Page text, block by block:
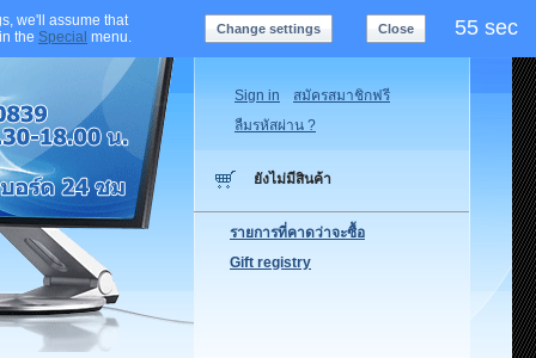
we'll assume that
the Special menu.
Change settings Close 55 sec
Sign in
สมัครสมาชิกฟรี
ลืมรหัสผ่าน ?
ยังไม่มีสินค้า
รายการที่คาดว่าจะซื้อ
Gift registry